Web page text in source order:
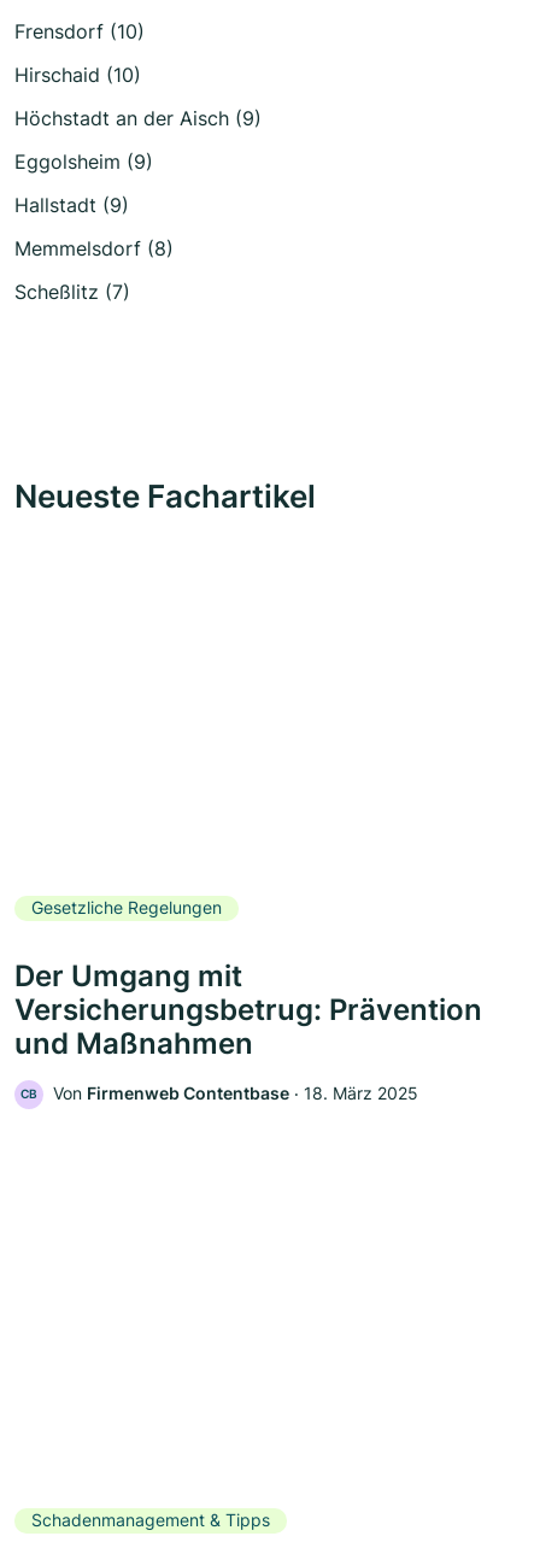
Frensdorf (10)
Hirschaid (10)
Höchstadt an der Aisch (9)
Eggolsheim (9)
Hallstadt (9)
Memmelsdorf (8)
Scheßlitz (7)
Neueste Fachartikel
Gesetzliche Regelungen
Der Umgang mit
Versicherungsbetrug: Prävention
und Maßnahmen
CB Von Firmenweb Contentbase ‧ 18. März 2025
Schadenmanagement & Tipps